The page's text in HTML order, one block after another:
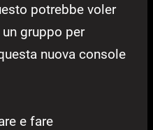
potrebbe voler
gruppo per
nuova console
e fare